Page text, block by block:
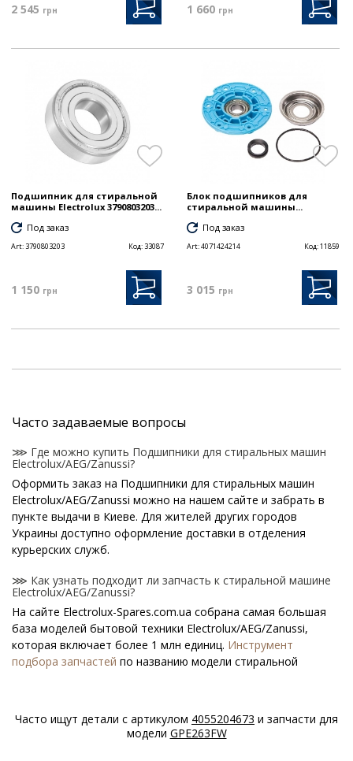
2 545 грн 1 660 грн
Подшипник для стиральной
машины Electrolux 3790803203...
Под заказ
Art: 3790803203 Код: 33087
1 150 грн
Блок подшипников для
стиральной машины...
Под заказ
Art:4071424214 Код:11859
3 015 грн
Часто задаваемые вопросы
⋙ Где можно купить Подшипники для стиральных машин
Electrolux/AEG/Zanussi?
Оформить заказ на Подшипники для стиральных машин
Electrolux/AEG/Zanussi можно на нашем сайте и забрать в
пункте выдачи в Киеве. Для жителей других городов
Украины доступно оформление доставки в отделения
курьерских служб.
⋙ Как узнать подходит ли запчасть к стиральной машине
Electrolux/AEG/Zanussi?
На сайте Electrolux-Spares.com.ua собрана самая большая
база моделей бытовой техники Electrolux/AEG/Zanussi,
которая включает более 1 млн единиц. Инструмент
подбора запчастей по названию модели стиральной
Electrolux/AEG/Zanussi?
Специальная наклейка производителя с названием модели
Часто ищут детали с артикулом 4055204673 и запчасти для
модели GPE263FW